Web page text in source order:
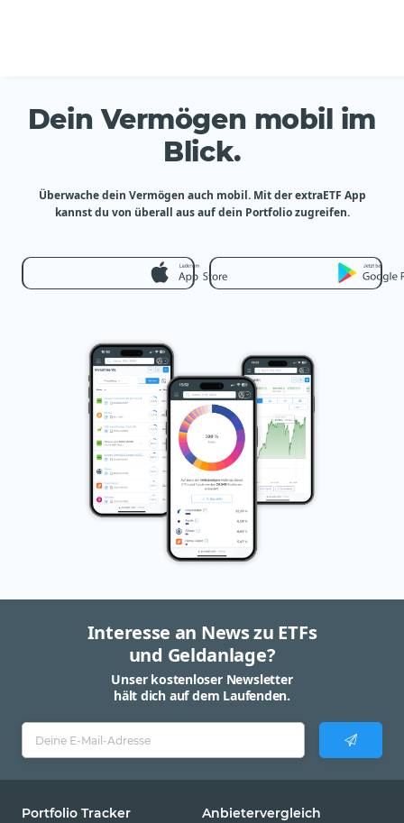
Dein Vermögen mobil im
Blick.
Überwache dein Vermögen auch mobil. Mit der extraETF App
kannst du von überall aus auf dein Portfolio zugreifen.
Interesse an News zu ETFs
und Geldanlage?
Unser kostenloser Newsletter
hält dich auf dem Laufenden.
Portfolio Tracker Anbietervergleich